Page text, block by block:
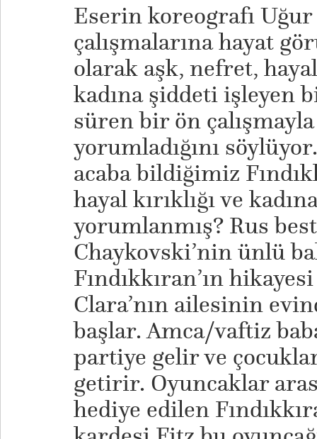
Eserin koreografı
çalışmalarına hayat
olarak aşk, nefret,
kadına şiddeti işleyen
süren bir ön çalışmayla
yorumladığını
acaba bildiğimiz
hayal kırıklığı ve
yorumlanmış? Rus
Chaykovski’nin ünlü
Fındıkkıran’ın
Clara’nın ailesinin
başlar. Amca/vaftiz
partiye gelir ve
getirir. Oyuncaklar
hediye edilen